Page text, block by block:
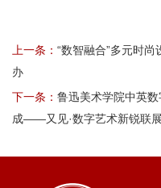
上一条： “数智融合”多元时
办
下一条： 鲁迅美术学院中英
成——又见·数字艺术新锐联